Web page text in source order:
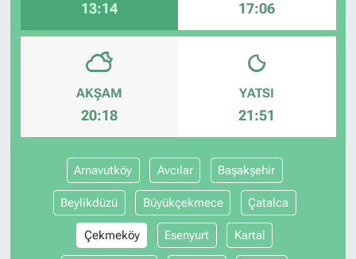
13:14 17:06
AKŞAM
20:18
YATSI
21:51
Arnavutköy Avcılar Başakşehir
Beylikdüzü Büyükçekmece Çatalca
Çekmeköy Esenyurt Kartal